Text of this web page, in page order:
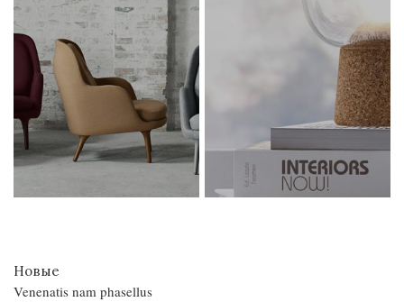
Новые
Venenatis nam phasellus